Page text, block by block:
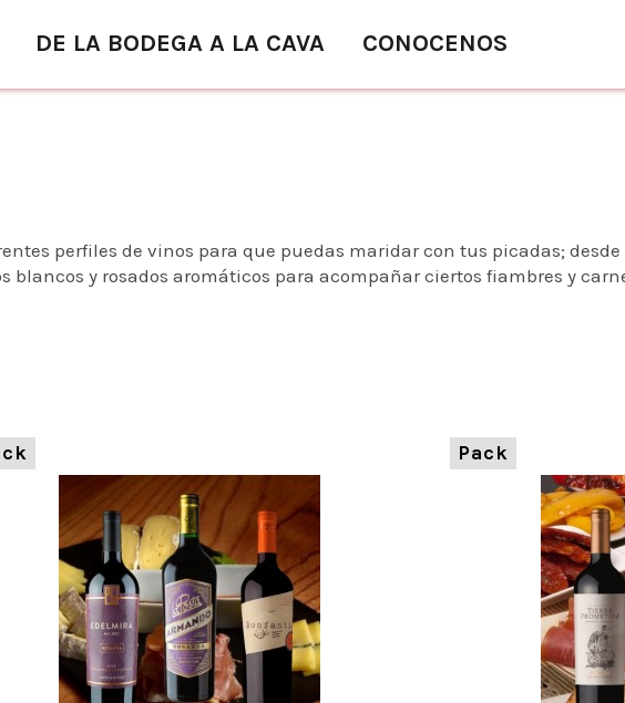
DE LA BODEGA A LA CAVA CONOCENOS
perfiles de vinos para que puedas maridar con tus picadas;
y rosados aromáticos para acompañar ciertos fiambres y
Pack